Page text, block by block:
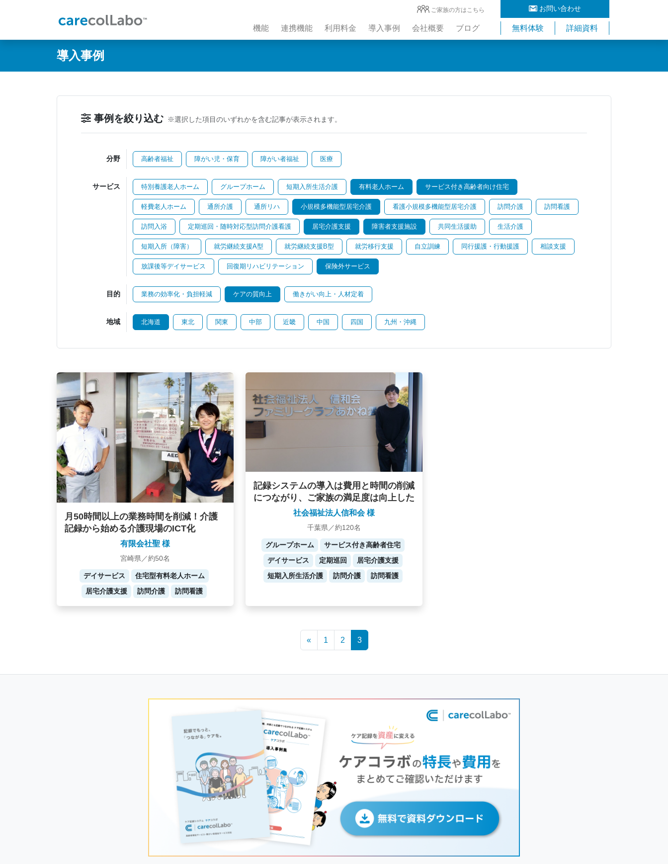
お問い合わせ
ご家族の方はこちら
機能 連携機能 利用料金 導入事例 会社概要 ブログ 無料体験 詳細資料
導入事例
事例を絞り込む ※選択した項目のいずれかを含む記事が表示されます。
分野 高齢者福祉 障がい児・保育 障がい者福祉 医療
サービス 特別養護老人ホーム グループホーム 短期入所生活介護 有料老人ホーム サービス付き高齢者向け住宅
軽費老人ホーム 通所介護 通所リハ 小規模多機能型居宅介護 看護小規模多機能型居宅介護 訪問介護 訪問看護
訪問入浴 定期巡回・随時対応型訪問介護看護 居宅介護支援 障害者支援施設 共同生活援助 生活介護
短期入所（障害） 就労継続支援A型 就労継続支援B型 就労移行支援 自立訓練 同行援護・行動援護 相談支援
放課後等デイサービス 回復期リハビリテーション 保険外サービス
目的 業務の効率化・負担軽減 ケアの質向上 働きがい向上・人材定着
地域 北海道 東北 関東 中部 近畿 中国 四国 九州・沖縄
月50時間以上の業務時間を削減！介護
記録から始める介護現場のICT化
有限会社聖 様
宮崎県／約50名
デイサービス
住宅型有料老人ホーム
居宅介護支援
訪問介護 訪問看護
記録システムの導入は費用と時間の削減
につながり、ご家族の満足度は向上した
社会福祉法人信和会 様
千葉県／約120名
グループホーム
サービス付き高齢者住宅
デイサービス
定期巡回
居宅介護支援
短期入所生活介護
訪問介護 訪問看護
« 1 2 3